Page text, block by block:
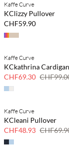
NEUHEITEN
Kaffe Curve
KClizzy Pullover
CHF59.90
SAVE20
Kaffe Curve
KCkathrina Cardigan
CHF69.30
SAVE20
Kaffe Curve
KCleani Pullover
CHF48.93